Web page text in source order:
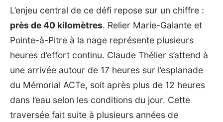
L’enjeu central de ce défi repose sur un chiffre :
près de 40 kilomètres. Relier Marie-Galante et
Pointe-à-Pitre à la nage représente plusieurs
heures d’effort continu. Claude Thélier s’attend à
une arrivée autour de 17 heures sur l’esplanade
du Mémorial ACTe, soit après plus de 12 heures
dans l’eau selon les conditions du jour. Cette
traversée fait suite à plusieurs années de